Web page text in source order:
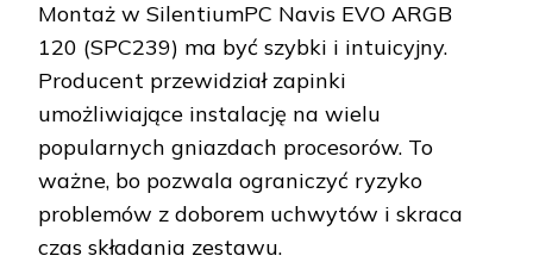
Montaż w SilentiumPC Navis EVO ARGB
120 (SPC239) ma być szybki i intuicyjny.
Producent przewidział zapinki
umożliwiające instalację na wielu
popularnych gniazdach procesorów. To
ważne, bo pozwala ograniczyć ryzyko
problemów z doborem uchwytów i skraca
czas składania zestawu.